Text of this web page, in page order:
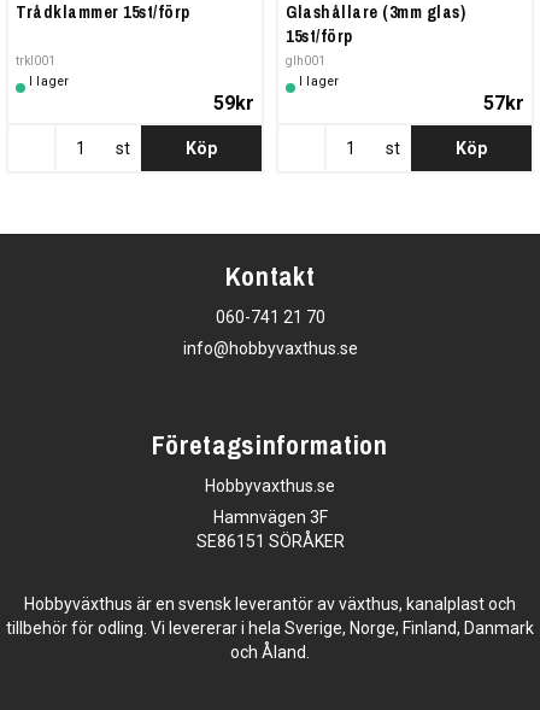
Trådklammer 15st/förp
trkl001
I lager
59kr
st Köp
Glashållare (3mm glas)
15st/förp
glh001
I lager
57kr
st Köp
Kontakt
060-741 21 70
info@hobbyvaxthus.se
Företagsinformation
Hobbyvaxthus.se
Hamnvägen 3F
SE86151 SÖRÅKER
Hobbyväxthus är en svensk leverantör av växthus, kanalplast och
tillbehör för odling. Vi levererar i hela Sverige, Norge, Finland, Danmark
och Åland.